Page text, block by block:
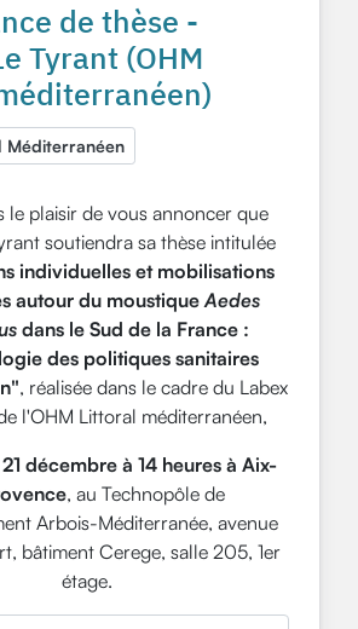
de thèse -
Tyrant (OHM
Méditerranéen
le plaisir de vous annoncer que
soutiendra sa thèse intitulée
individuelles et mobilisations
autour du moustiqueAedes
dans le Sud de la France :
des politiques sanitaires
, réalisée dans le cadre du Labex
l'OHM Littoral méditerranéen,
décembre à 14 heures à Aix-
, au Technopôle de
Arbois-Méditerranée, avenue
bâtiment Cerege, salle 205, 1er
étage.